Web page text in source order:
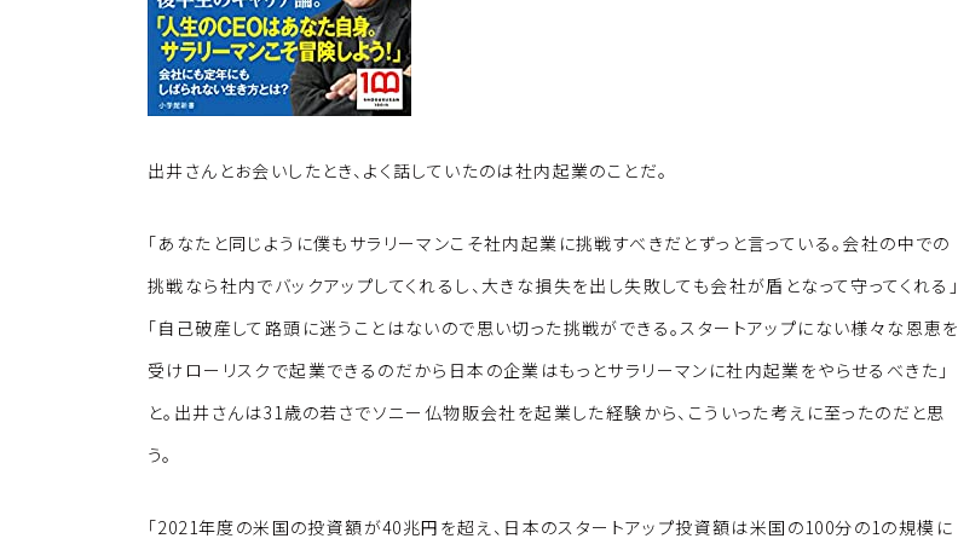
出井さんとお会いしたとき、よく話していたのは社内起業のことだ。
「あなたと同じように僕もサラリーマンこそ社内起業に挑戦すべきだとずっと言っている。会社の中での
挑戦なら社内でバックアップしてくれるし、大きな損失を出し失敗しても会社が盾となって守ってくれる」
「自己破産して路頭に迷うことはないので思い切った挑戦ができる。スタートアップにない様々な恩恵を
受けローリスクで起業できるのだから日本の企業はもっとサラリーマンに社内起業をやらせるべきた」
と。出井さんは31歳の若さでソニー仏物販会社を起業した経験から、こういった考えに至ったのだと思
う。
「2021年度の米国の投資額が40兆円を超え、日本のスタートアップ投資額は米国の100分の1の規模に